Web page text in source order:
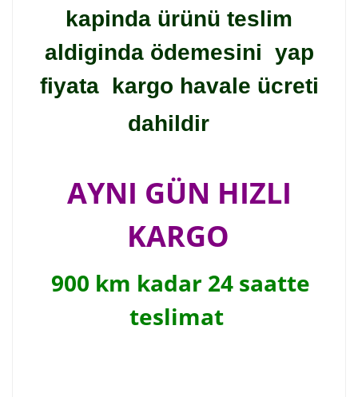
kapinda ürünü teslim
aldiginda ödemesini yap
fiyata kargo havale ücreti
dahildir
AYNI GÜN HIZLI
KARGO
900 km kadar 24 saatte
teslimat